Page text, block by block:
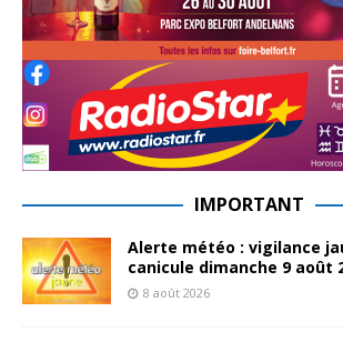
IMPORTANT
Alerte météo : vigilance
canicule dimanche 9 août
8 août 2026